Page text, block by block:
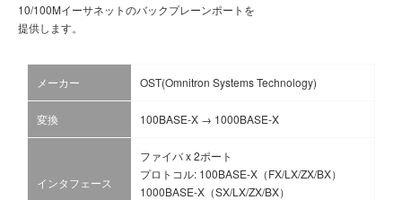
10/100Mイーサネットのバックプレーンポートを
提供します。
メーカー OST(Omnitron Systems Technology)
変換 100BASE-X → 1000BASE-X
インタフェース
ファイバ x 2ポート
プロトコル: 100BASE-X（FX/LX/ZX/BX）
1000BASE-X（SX/LX/ZX/BX）